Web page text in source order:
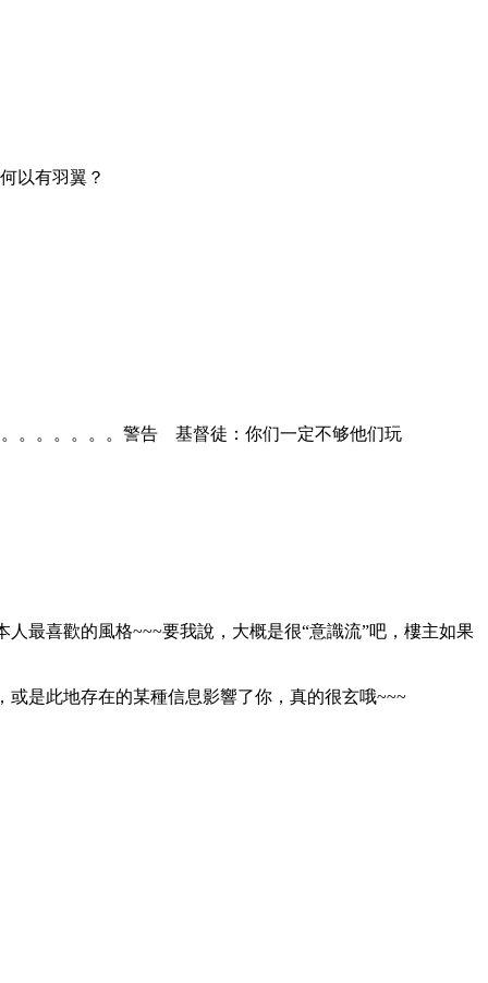
以有羽翼？
。。。。。。。警告 基督徒：你们一定不够他们玩
最喜歡的風格~~~要我說，大概是很“意識流”吧，樓主如果
是此地存在的某種信息影響了你，真的很玄哦~~~